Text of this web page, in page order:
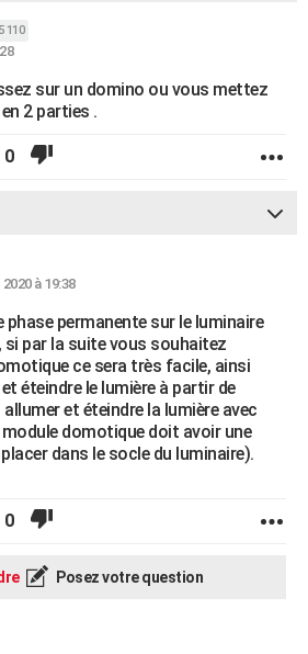
5 110
sur un domino ou vous mettez
2 parties .
0
à 19:38
permanente sur le luminaire
par la suite vous souhaitez
ce sera très facile, ainsi
éteindre le lumière à partir de
et éteindre la lumière avec
domotique doit avoir une
dans le socle du luminaire).
0
Posez votre question